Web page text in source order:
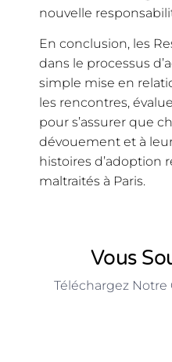
nouvelle
En conclusion, les
dans le processus
simple mise en
les rencontres,
pour s’assurer que
dévouement et à
histoires d’adoption
maltraités à Paris.
Vous
Téléchargez Notre